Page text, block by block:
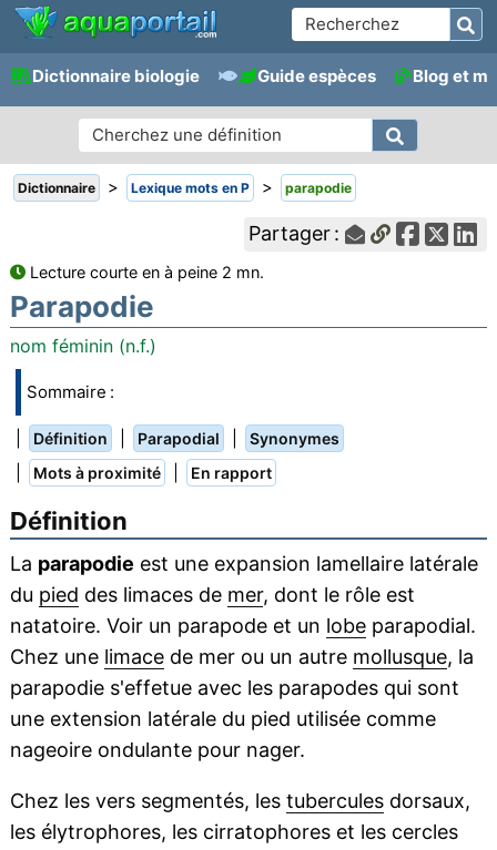
Dictionnaire biologie Guide espèces Blog et
Dictionnaire > Lexique mots en P > parapodie
Partager :
Lecture courte en à peine 2 mn.
Parapodie
nom féminin (n.f.)
Sommaire :
Définition Parapodial Synonymes
Mots à proximité En rapport
Définition
La parapodie est une expansion lamellaire latérale
du pied des limaces de mer, dont le rôle est
natatoire. Voir un parapode et un lobeparapodial.
Chez une limacede mer ou un autre mollusque, la
parapodie s'effetue avec les parapodes qui sont
une extension latérale du pied utilisée comme
nageoire ondulante pour nager.
Chez les vers segmentés, les tuberculesdorsaux,
les élytrophores, les cirratophores et les cercles